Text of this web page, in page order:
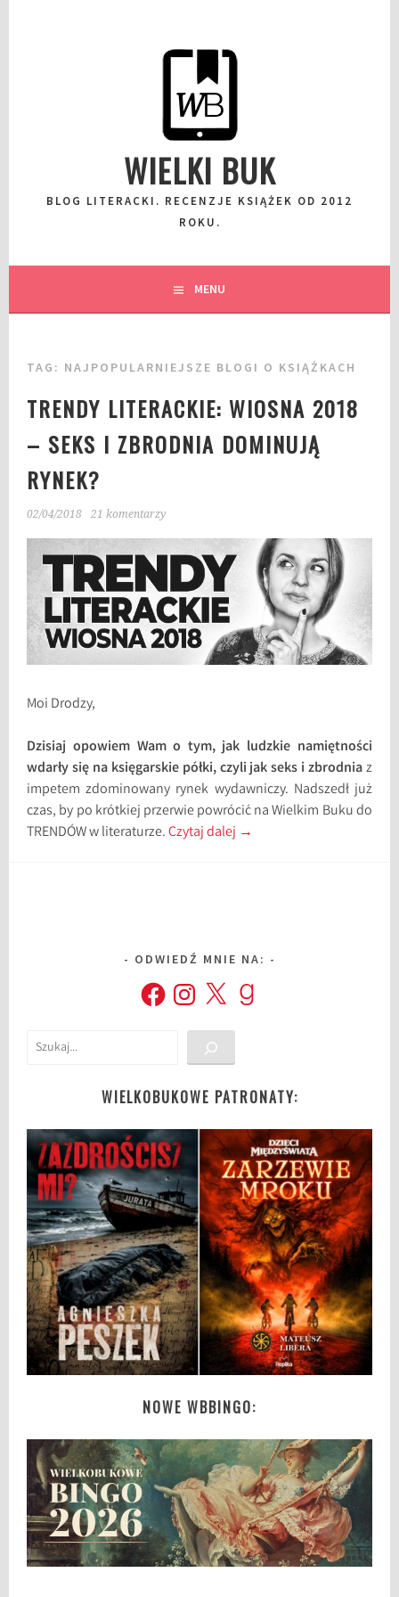
WIELKI BUK
BLOG LITERACKI. RECENZJE KSIĄŻEK OD 2012
ROKU.
MENU
TAG: NAJPOPULARNIEJSZE BLOGI O KSIĄŻKACH
TRENDY LITERACKIE: WIOSNA 2018
– SEKS I ZBRODNIA DOMINUJĄ
RYNEK?
02/04/2018 21 komentarzy
Moi Drodzy,
Dzisiaj opowiem Wam o tym, jak ludzkie namiętności
wdarły się na księgarskie półki, czyli jak seks i zbrodniaz
impetem zdominowany rynek wydawniczy. Nadszedł już
czas, by po krótkiej przerwie powrócić na Wielkim Buku do
TRENDÓW w literaturze.Czytaj dalej →
ODWIEDŹ MNIE NA:
FacebookInstagram
X Goodreads
Szukaj
WIELKOBUKOWE PATRONATY:
NOWE WBBINGO: